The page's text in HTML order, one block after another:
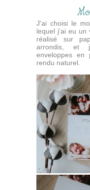
J'ai choisi le
lequel j'ai eu un
réalisé sur
arrondis, et
enveloppes en
rendu naturel.